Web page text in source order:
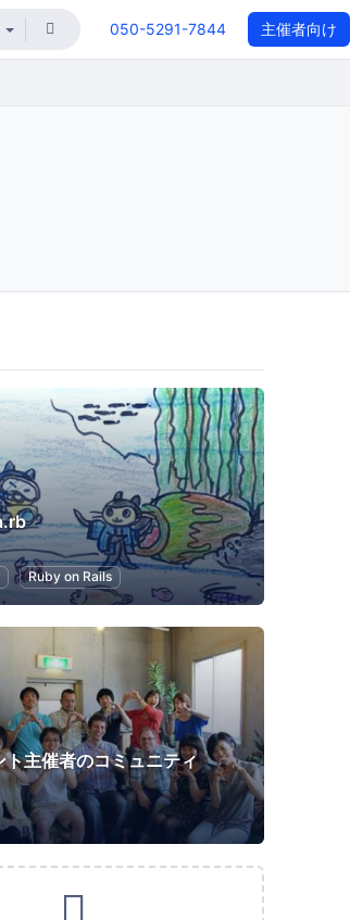
050-5291-7844 主催者向け
ネスRuby on Rails
開発
ト主催者のコミュニティ